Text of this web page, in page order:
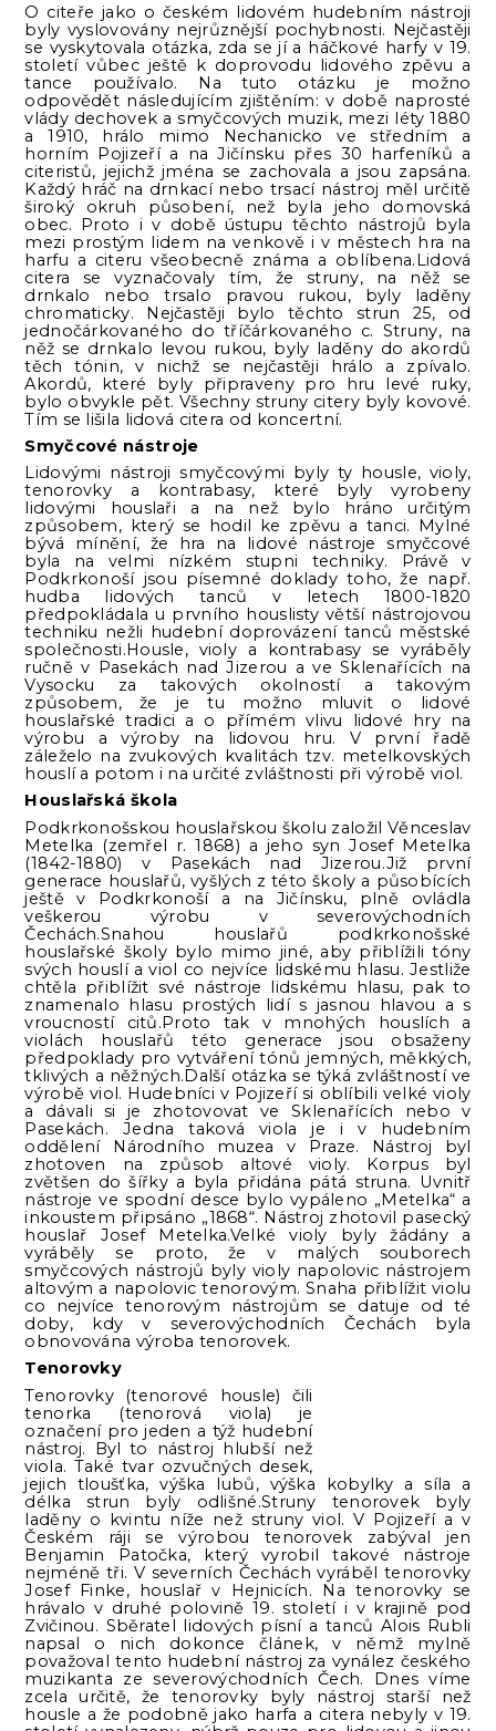
O citeře jako o českém lidovém hudebním nástroji
byly vyslovovány nejrůznější pochybnosti. Nejčastěji
se vyskytovala otázka, zda se jí a háčkové harfy v 19.
století vůbec ještě k doprovodu lidového zpěvu a
tance používalo. Na tuto otázku je možno
odpovědět následujícím zjištěním: v době naprosté
vlády dechovek a smyčcových muzik, mezi léty 1880
a 1910, hrálo mimo Nechanicko ve středním a
horním Pojizeří a na Jičínsku přes 30 harfeníků a
citeristů, jejichž jména se zachovala a jsou zapsána.
Každý hráč na drnkací nebo trsací nástroj měl určitě
široký okruh působení, než byla jeho domovská
obec. Proto i v době ústupu těchto nástrojů byla
mezi prostým lidem na venkově i v městech hra na
harfu a citeru všeobecně známa a oblíbena.Lidová
citera se vyznačovaly tím, že struny, na něž se
drnkalo nebo trsalo pravou rukou, byly laděny
chromaticky. Nejčastěji bylo těchto strun 25, od
jednočárkovaného do tříčárkovaného c. Struny, na
něž se drnkalo levou rukou, byly laděny do akordů
těch tónin, v nichž se nejčastěji hrálo a zpívalo.
Akordů, které byly připraveny pro hru levé ruky,
bylo obvykle pět. Všechny struny citery byly kovové.
Tím se lišila lidová citera od koncertní.
Smyčcové nástroje
Lidovými nástroji smyčcovými byly ty housle, violy,
tenorovky a kontrabasy, které byly vyrobeny
lidovými houslaři a na než bylo hráno určitým
způsobem, který se hodil ke zpěvu a tanci. Mylné
bývá mínění, že hra na lidové nástroje smyčcové
byla na velmi nízkém stupni techniky. Právě v
Podkrkonoší jsou písemné doklady toho, že např.
hudba lidových tanců v letech 1800-1820
předpokládala u prvního houslisty větší nástrojovou
techniku nežli hudební doprovázení tanců městské
společnosti.Housle, violy a kontrabasy se vyráběly
ručně v Pasekách nad Jizerou a ve Sklenařících na
Vysocku za takových okolností a takovým
způsobem, že je tu možno mluvit o lidové
houslařské tradici a o přímém vlivu lidové hry na
výrobu a výroby na lidovou hru. V první řadě
záleželo na zvukových kvalitách tzv. metelkovských
houslí a potom i na určité zvláštnosti při výrobě viol.
Houslařská škola
Podkrkonošskou houslařskou školu založil Věnceslav
Metelka (zemřel r. 1868) a jeho syn Josef Metelka
(1842-1880) v Pasekách nad Jizerou.Již první
generace houslařů, vyšlých z této školy a působících
ještě v Podkrkonoší a na Jičínsku, plně ovládla
veškerou výrobu v severovýchodních
Čechách.Snahou houslařů podkrkonošské
houslařské školy bylo mimo jiné, aby přiblížili tóny
svých houslí a viol co nejvíce lidskému hlasu. Jestliže
chtěla přiblížit své nástroje lidskému hlasu, pak to
znamenalo hlasu prostých lidí s jasnou hlavou a s
vroucností citů.Proto tak v mnohých houslích a
violách houslařů této generace jsou obsaženy
předpoklady pro vytváření tónů jemných, měkkých,
tklivých a něžných.Další otázka se týká zvláštností ve
výrobě viol. Hudebníci v Pojizeří si oblíbili velké violy
a dávali si je zhotovovat ve Sklenařících nebo v
Pasekách. Jedna taková viola je i v hudebním
oddělení Národního muzea v Praze. Nástroj byl
zhotoven na způsob altové violy. Korpus byl
zvětšen do šířky a byla přidána pátá struna. Uvnitř
nástroje ve spodní desce bylo vypáleno „Metelka“ a
inkoustem připsáno „1868“. Nástroj zhotovil pasecký
houslař Josef Metelka.Velké violy byly žádány a
vyráběly se proto, že v malých souborech
smyčcových nástrojů byly violy napolovic nástrojem
altovým a napolovic tenorovým. Snaha přiblížit violu
co nejvíce tenorovým nástrojům se datuje od té
doby, kdy v severovýchodních Čechách byla
obnovována výroba tenorovek.
Tenorovky
Tenorovky (tenorové housle) čili
tenorka (tenorová viola) je
označení pro jeden a týž hudební
nástroj. Byl to nástroj hlubší než
viola. Také tvar ozvučných desek,
jejich tloušťka, výška lubů, výška kobylky a síla a
délka strun byly odlišné.Struny tenorovek byly
laděny o kvintu níže než struny viol. V Pojizeří a v
Českém ráji se výrobou tenorovek zabýval jen
Benjamin Patočka, který vyrobil takové nástroje
nejméně tři. V severních Čechách vyráběl tenorovky
Josef Finke, houslař v Hejnicích. Na tenorovky se
hrávalo v druhé polovině 19. století i v krajině pod
Zvičinou. Sběratel lidových písní a tanců Alois Rubli
napsal o nich dokonce článek, v němž mylně
považoval tento hudební nástroj za vynález českého
muzikanta ze severovýchodních Čech. Dnes víme
zcela určitě, že tenorovky byly nástroj starší než
housle a že podobně jako harfa a citera nebyly v 19.